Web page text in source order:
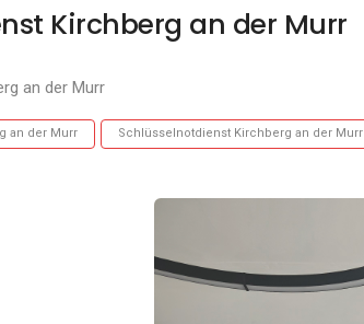
Kirchberg an der Murr
an der Murr
an der Murr Schlüsselnotdienst Kirchberg an der Murr